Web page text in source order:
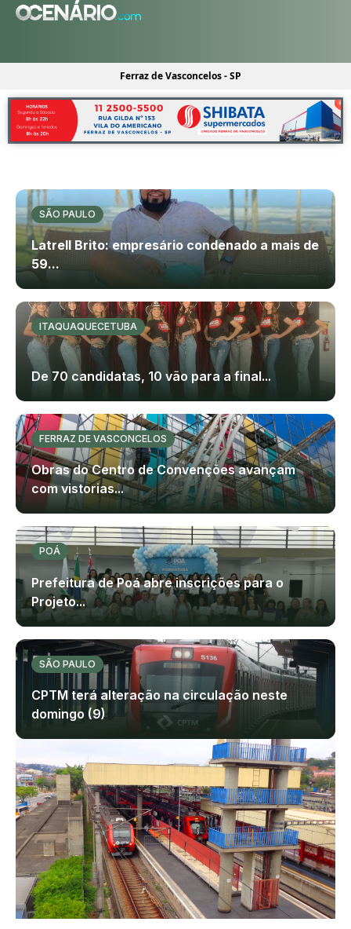
Ferraz de Vasconcelos - SP
SÃO PAULO
Latrell Brito: empresário condenado a mais de
59...
ITAQUAQUECETUBA
De 70 candidatas, 10 vão para a final...
FERRAZ DE VASCONCELOS
Obras do Centro de Convenções avançam
com vistorias...
POÁ
Prefeitura de Poá abre inscrições para o
Projeto...
SÃO PAULO
CPTM terá alteração na circulação neste
domingo (9)